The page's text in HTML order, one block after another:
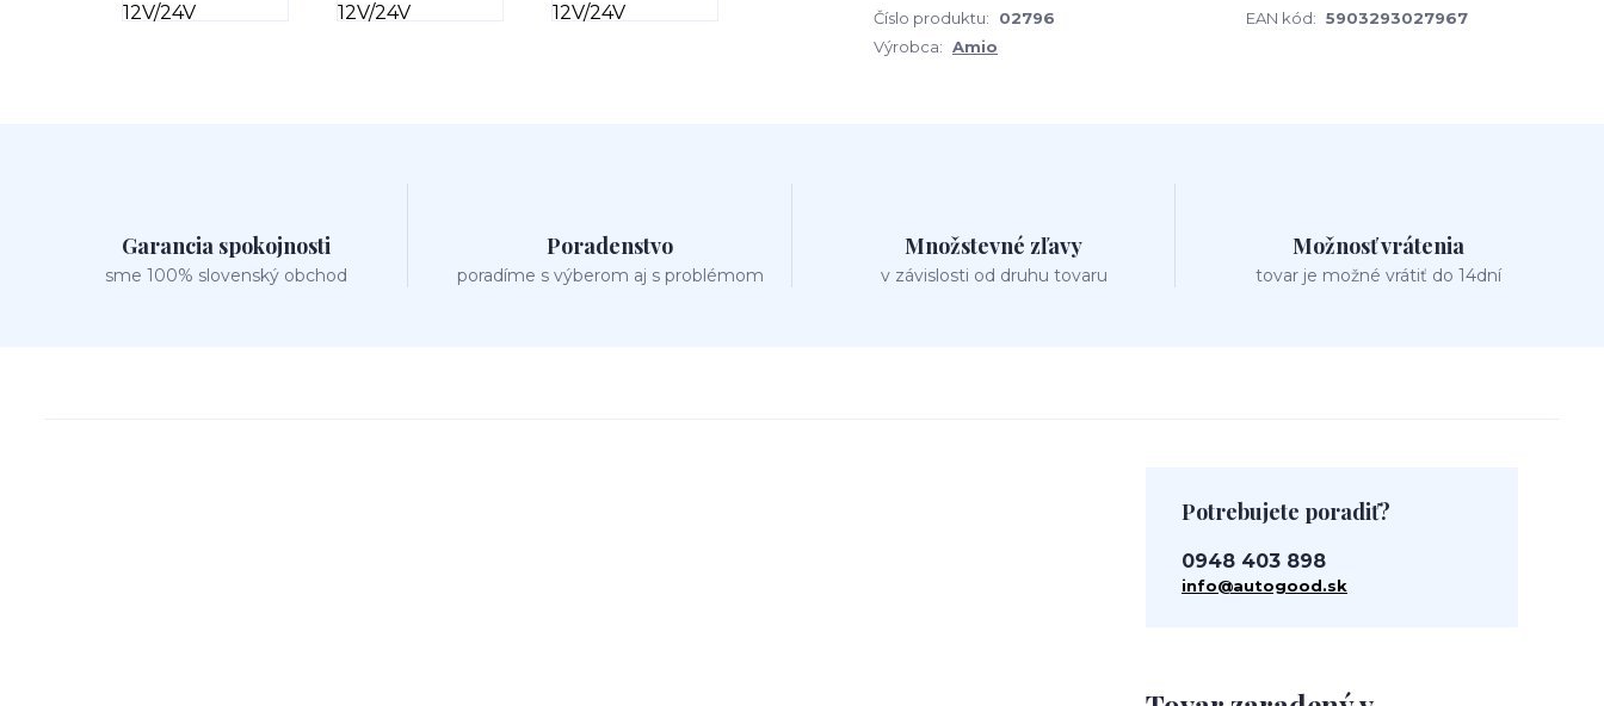
Číslo produktu: 02796 EAN kód: 5903293027967
Výrobca: Amio
Garancia spokojnosti
sme 100% slovenský obchod
Poradenstvo
poradíme s výberom aj s problémom
Množstevné zľavy
v závislosti od druhu tovaru
Možnosť vrátenia
tovar je možné vrátiť do 14dní
Potrebujete poradiť?
0948 403 898
info@autogood.sk